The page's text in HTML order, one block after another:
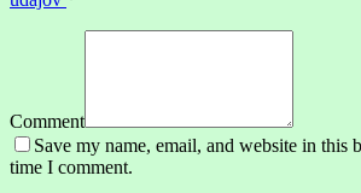
Comment
Save my name, email, and website in this
time I comment.